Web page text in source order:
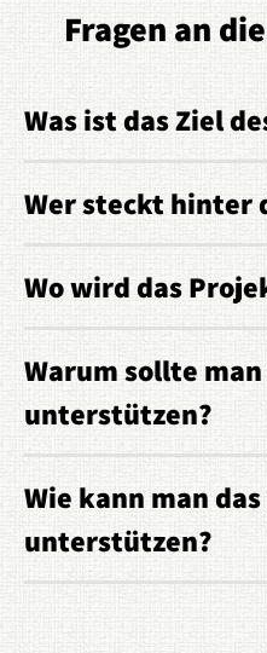
Fragen an die
Was ist das Ziel
Wer steckt hinter
Wo wird das
Warum sollte
unterstützen?
Wie kann man
unterstützen?